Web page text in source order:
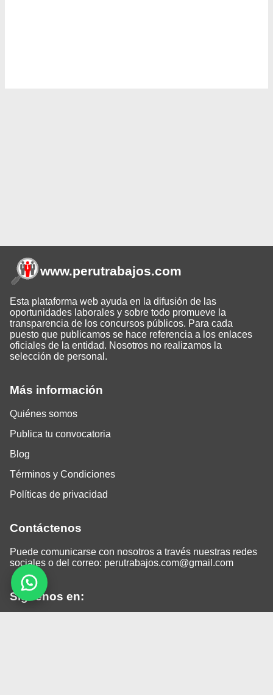
Más información
Quiénes somos
Publica tu convocatoria
Blog
Términos y Condiciones
Políticas de privacidad
Contáctenos
Puede comunicarse con nosotros a través nuestras redes
sociales o del correo: perutrabajos.com@gmail.com
Siguenos en:
www.perutrabajos.com
Esta plataforma web ayuda en la difusión de las
oportunidades laborales y sobre todo promueve la
transparencia de los concursos públicos. Para cada
puesto que publicamos se hace referencia a los enlaces
oficiales de la entidad. Nosotros no realizamos la
selección de personal.